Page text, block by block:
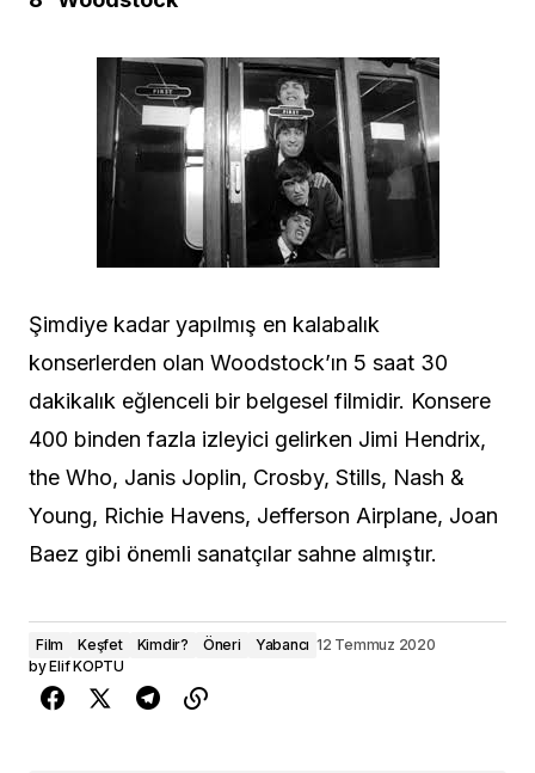
Şimdiye kadar yapılmış en kalabalık
konserlerden olan Woodstock’ın 5 saat 30
dakikalık eğlenceli bir belgesel filmidir. Konsere
400 binden fazla izleyici gelirken Jimi Hendrix,
the Who, Janis Joplin, Crosby, Stills, Nash &
Young, Richie Havens, Jefferson Airplane, Joan
Baez gibi önemli sanatçılar sahne almıştır.
Film Keşfet Kimdir? Öneri Yabancı 12 Temmuz 2020
byElif KOPTU